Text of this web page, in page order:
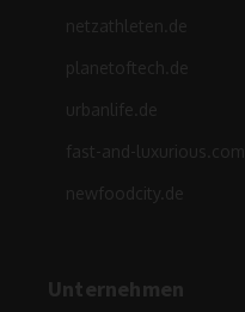
netzathleten.de
planetoftech.de
urbanlife.de
fast-and-luxurious.com
newfoodcity.de
Unternehmen